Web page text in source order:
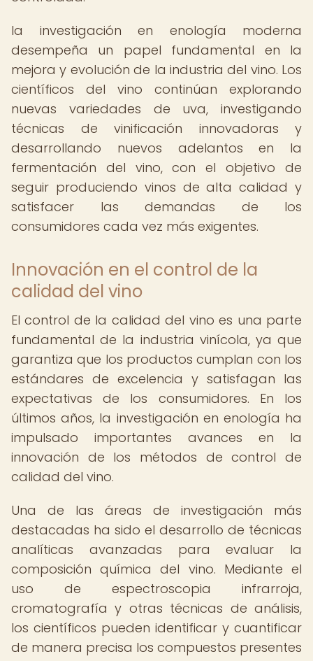
la investigación en enología moderna
desempeña un papel fundamental en la
mejora y evolución de la industria del vino. Los
científicos del vino continúan explorando
nuevas variedades de uva, investigando
técnicas de vinificación innovadoras y
desarrollando nuevos adelantos en la
fermentación del vino, con el objetivo de
seguir produciendo vinos de alta calidad y
satisfacer las demandas de los
consumidores cada vez más exigentes.
Innovación en el control de la
calidad del vino
El control de la calidad del vino es una parte
fundamental de la industria vinícola, ya que
garantiza que los productos cumplan con los
estándares de excelencia y satisfagan las
expectativas de los consumidores. En los
últimos años, la investigación en enología ha
impulsado importantes avances en la
innovación de los métodos de control de
calidad del vino.
Una de las áreas de investigación más
destacadas ha sido el desarrollo de técnicas
analíticas avanzadas para evaluar la
composición química del vino. Mediante el
uso de espectroscopia infrarroja,
cromatografía y otras técnicas de análisis,
los científicos pueden identificar y cuantificar
de manera precisa los compuestos presentes